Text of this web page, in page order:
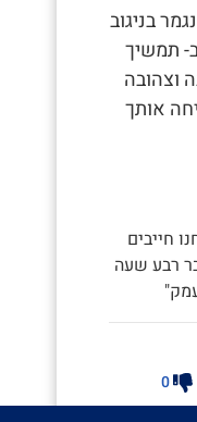
בניגוב
תמשיך
וצהובה
אותך
חייבים
רבע שעה
0